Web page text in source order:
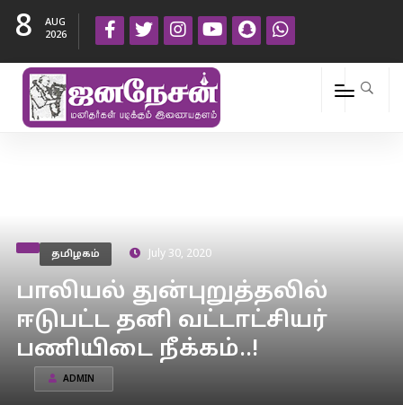
8
AUG
2026
தமிழகம் July 30, 2020
பாலியல் துன்புறுத்தலில்
ஈடுபட்ட தனி வட்டாட்சியர்
பணியிடை நீக்கம்..!
ADMIN